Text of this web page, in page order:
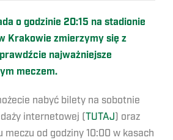
o godzinie 20:15 na stadionie
Krakowie zmierzymy się z
najważniejsze
meczem.
nabyć bilety na sobotnie
internetowej (TUTAJ) oraz
od godziny 10:00 w kasach